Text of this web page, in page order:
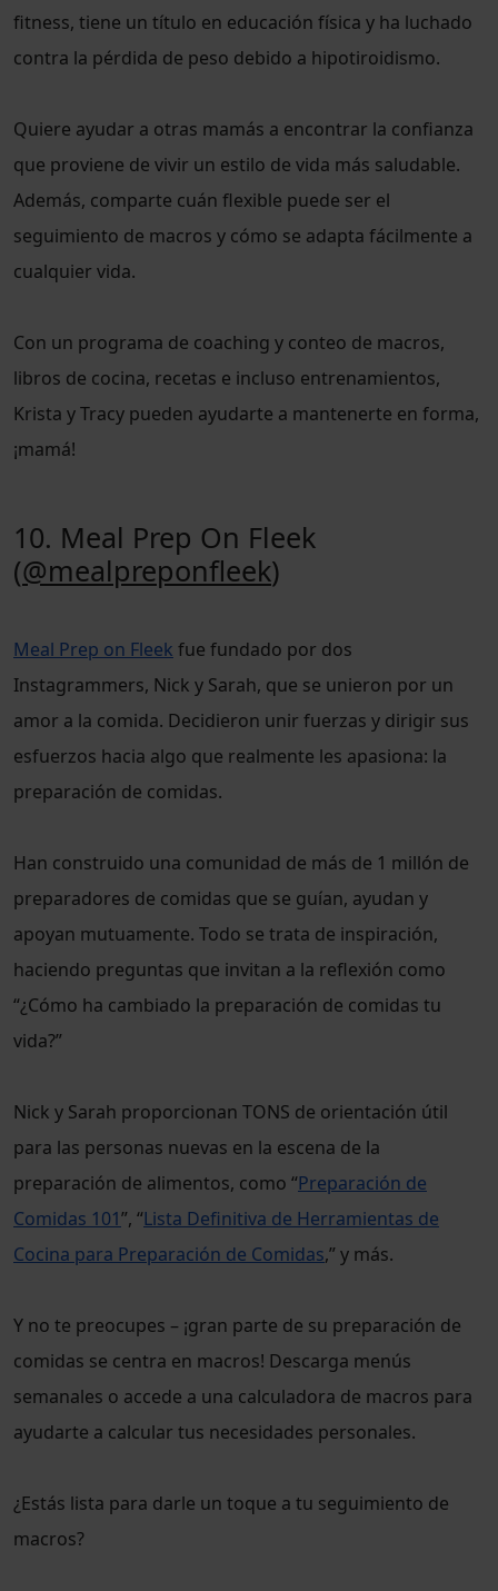
fitness, tiene un título en educación física y ha luchado
contra la pérdida de peso debido a hipotiroidismo.
Quiere ayudar a otras mamás a encontrar la confianza
que proviene de vivir un estilo de vida más saludable.
Además, comparte cuán flexible puede ser el
seguimiento de macros y cómo se adapta fácilmente a
cualquier vida.
Con un programa de coaching y conteo de macros,
libros de cocina, recetas e incluso entrenamientos,
Krista y Tracy pueden ayudarte a mantenerte en forma,
¡mamá!
10. Meal Prep On Fleek
(@mealpreponfleek)
Meal Prep on Fleek fue fundado por dos
Instagrammers, Nick y Sarah, que se unieron por un
amor a la comida. Decidieron unir fuerzas y dirigir sus
esfuerzos hacia algo que realmente les apasiona: la
preparación de comidas.
Han construido una comunidad de más de 1 millón de
preparadores de comidas que se guían, ayudan y
apoyan mutuamente. Todo se trata de inspiración,
haciendo preguntas que invitan a la reflexión como
“¿Cómo ha cambiado la preparación de comidas tu
vida?”
Nick y Sarah proporcionan TONS de orientación útil
para las personas nuevas en la escena de la
preparación de alimentos, como “Preparación de
Comidas 101”, “Lista Definitiva de Herramientas de
Cocina para Preparación de Comidas,” y más.
Y no te preocupes – ¡gran parte de su preparación de
comidas se centra en macros! Descarga menús
semanales o accede a una calculadora de macros para
ayudarte a calcular tus necesidades personales.
¿Estás lista para darle un toque a tu seguimiento de
macros?